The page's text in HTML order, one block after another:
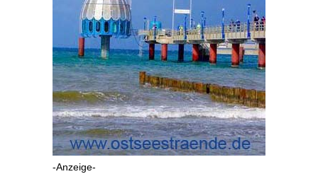
-Anzeige-